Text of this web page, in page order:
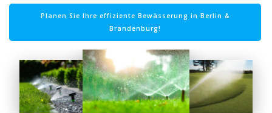
Planen Sie Ihre effiziente Bewässerung in Berlin &
Brandenburg!